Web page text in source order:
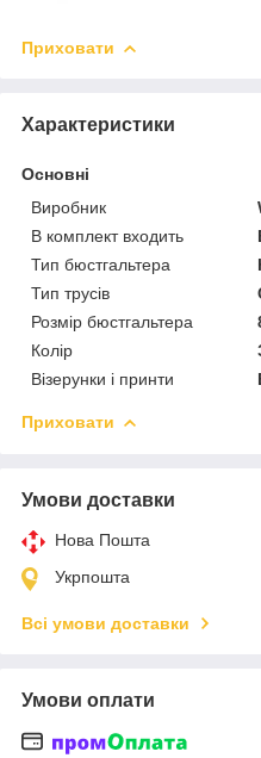
Приховати
Характеристики
Основні
Виробник
В комплект входить
Тип бюстгальтера
Тип трусів
Розмір бюстгальтера
Колір
Візерунки і принти
Приховати
Умови доставки
Нова Пошта
Укрпошта
Всі умови доставки
Умови оплати